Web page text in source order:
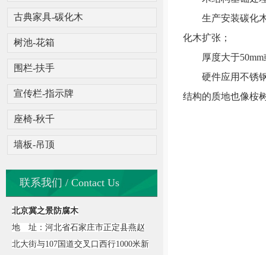
古典家具-碳化木
树池-花箱
围栏-扶手
宣传栏-指示牌
座椅-秋千
墙板-吊顶
联系我们 / Contact Us
北京冀之景防腐木
地 址：河北省石家庄市正定县燕赵
北大街与107国道交叉口西行1000米新
生产安装碳化木
化木扩张；
厚度大于50mm
硬件应用不锈钢
结构的质地也像桉